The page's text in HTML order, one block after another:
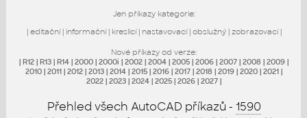
Jen příkazy kategorie:
| editační| informační| kreslicí| nastavovací| obslužný| zobrazovací|
Nové příkazy od verze:
| R12 | R13 | R14 | 2000 | 2000i | 2002 | 2004 | 2005 | 2006 | 2007 | 2008 | 2009 |
2010 | 2011 | 2012 | 2013 | 2014 | 2015 | 2016 | 2017 | 2018 | 2019 | 2020 | 2021 |
2022 | 2023 | 2024 | 2025 | 2026 | 2027 |
Přehled všech AutoCAD příkazů - 1590